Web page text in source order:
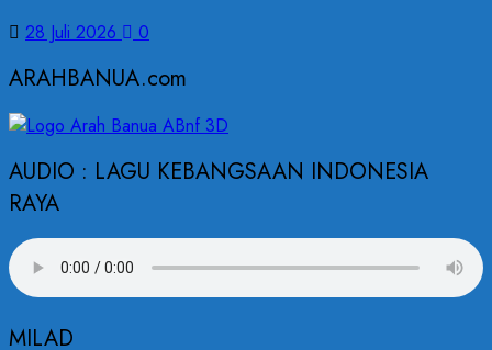
28 Juli 2026 0
ARAHBANUA.com
AUDIO : LAGU KEBANGSAAN INDONESIA
RAYA
MILAD